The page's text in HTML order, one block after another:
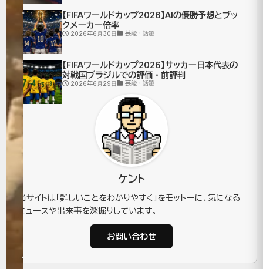
都
知
事
と
エ
ジ
プ
ト
の
関
係
【FIFAワールドカップ2026】AIの優勝予想とブッ
クメーカー倍率
2026年6月30日 芸能・話題
【FIFAワールドカップ2026】サッカー日本代表の
対戦国ブラジルでの評価・前評判
2026年6月29日 芸能・話題
ケント
当サイトは「難しいことをわかりやすく」をモットーに、気になる
ニュースや出来事を深掘りしています。
お問い合わせ